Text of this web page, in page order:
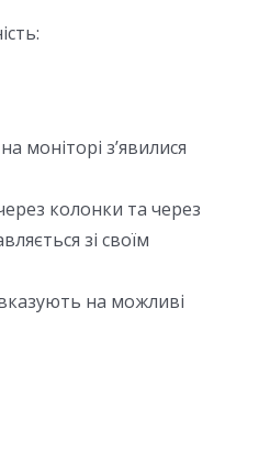
моніторі з’явилися
колонки та через
зі своїм
на можливі